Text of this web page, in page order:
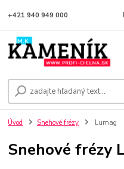
+421 940 949 000
Úvod Snehové frézy Lumag
Snehové frézy